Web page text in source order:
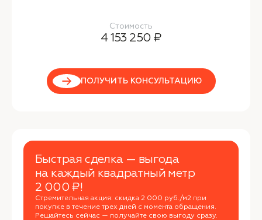
Стоимость
4 153 250 ₽
ПОЛУЧИТЬ КОНСУЛЬТАЦИЮ
Быстрая сделка — выгода
на каждый квадратный метр
2 000 ₽!
Стремительная акция: скидка 2 000 руб./м2 при
покупке в течение трех дней с момента обращения.
Решайтесь сейчас — получайте свою выгоду сразу.